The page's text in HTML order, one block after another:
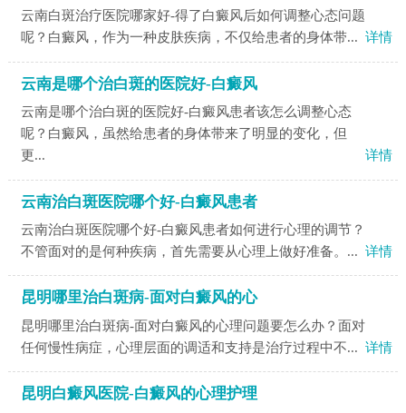
云南白斑治疗医院哪家好-得了白癜风后如何调整心态问题
呢？白癜风，作为一种皮肤疾病，不仅给患者的身体带... 详情
云南是哪个治白斑的医院好-白癜风
云南是哪个治白斑的医院好-白癜风患者该怎么调整心态
呢？白癜风，虽然给患者的身体带来了明显的变化，但
更...
详情
云南治白斑医院哪个好-白癜风患者
云南治白斑医院哪个好-白癜风患者如何进行心理的调节？
不管面对的是何种疾病，首先需要从心理上做好准备。... 详情
昆明哪里治白斑病-面对白癜风的心
昆明哪里治白斑病-面对白癜风的心理问题要怎么办？面对
任何慢性病症，心理层面的调适和支持是治疗过程中不... 详情
昆明白癜风医院-白癜风的心理护理